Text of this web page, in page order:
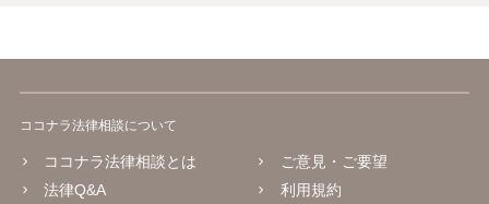
ココナラ法律相談について
ココナラ法律相談とは
法律Q&A
ご意見・ご要望
利用規約